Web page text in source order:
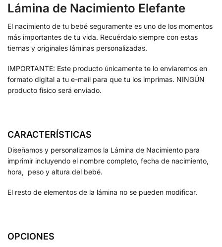
Lámina de Nacimiento Elefante
El nacimiento de tu bebé seguramente es uno de los momentos
más importantes de tu vida. Recuérdalo siempre con estas
tiernas y originales láminas personalizadas.
IMPORTANTE: Este producto únicamente te lo enviaremos en
formato digital a tu e-mail para que tu los imprimas. NINGÚN
producto físico será enviado.
CARACTERÍSTICAS
Diseñamos y personalizamos la Lámina de Nacimiento para
imprimir incluyendo el nombre completo, fecha de nacimiento,
hora, peso y altura del bebé.
El resto de elementos de la lámina no se pueden modificar.
OPCIONES